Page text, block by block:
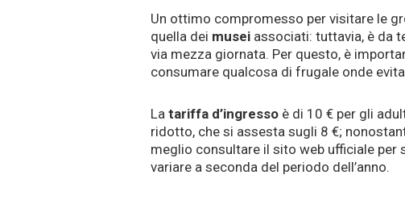
Un ottimo compromesso per visitare le
quella dei musei associati: tuttavia, è da
via mezza giornata. Per questo, è
consumare qualcosa di frugale onde
La tariffa d’ingresso è di 10 € per gli
ridotto, che si assesta sugli 8 €;
meglio consultare il sito web ufficiale per
variare a seconda del periodo dell’anno.